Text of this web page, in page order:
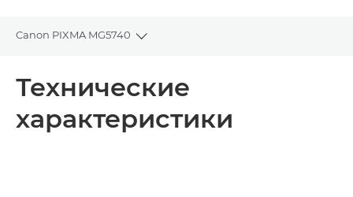
Canon PIXMA MG5740
Toggle breadcrumbs
Технические характеристики
Технические
характеристики